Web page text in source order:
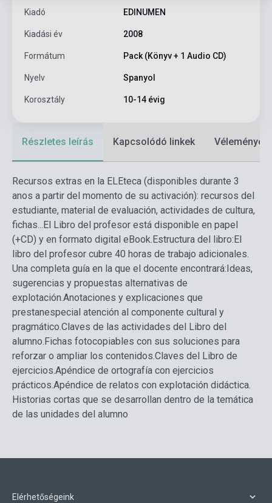
Kiadó EDINUMEN
Kiadási év 2008
Formátum Pack (Könyv + 1 Audio CD)
Nyelv Spanyol
Korosztály 10-14 évig
Részletes leírás Kapcsolódó linkek Vélemények
Recursos extras en la ELEteca (disponibles durante 3
anos a partir del momento de su activación): recursos del
estudiante, material de evaluación, actividades de cultura,
fichas... El Libro del profesor está disponible en papel
(+CD) y en formato digital eBook. Estructura del libro:El
libro del profesor cubre 40 horas de trabajo adicionales.
Una completa guía en la que el docente encontrará:Ideas,
sugerencias y propuestas alternativas de
explotación. Anotaciones y explicaciones que
prestanespecial atención al componente cultural y
pragmático. Claves de las actividades del Libro del
alumno. Fichas fotocopiables con sus soluciones para
reforzar o ampliar los contenidos. Claves del Libro de
ejercicios. Apéndice de ortografía con ejercicios
prácticos. Apéndice de relatos con explotación didáctica.
Historias cortas que se desarrollan dentro de la temática
de las unidades del alumno
Elérhetőségeink